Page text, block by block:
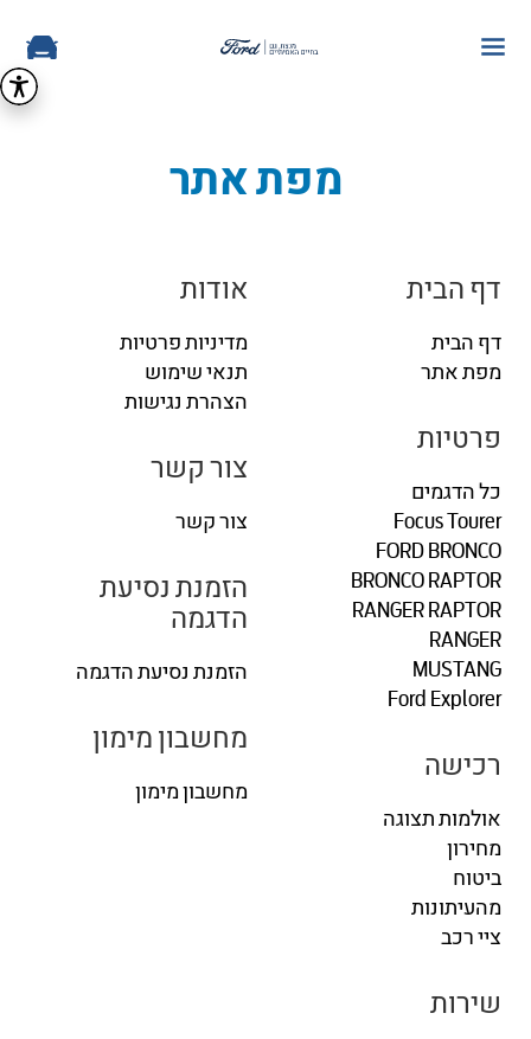
מפת אתר
דף הבית
דף הבית
מפת אתר
פרטיות
כל הדגמים
Focus Tourer
FORD BRONCO
BRONCO RAPTOR
RANGER RAPTOR
RANGER
MUSTANG
Ford Explorer
רכישה
אולמות תצוגה
מחירון
ביטוח
מהעיתונות
ציי רכב
שירות
אודות
מדיניות פרטיות
תנאי שימוש
הצהרת נגישות
צור קשר
צור קשר
הזמנת נסיעת
הדגמה
הזמנת נסיעת הדגמה
מחשבון מימון
מחשבון מימון